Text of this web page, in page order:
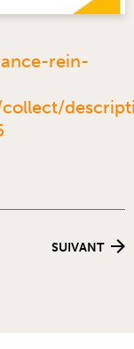
rein-
collect/
SUIVANT